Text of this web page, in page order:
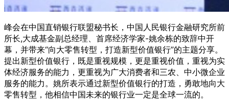
峰会在中国直销银行联盟秘书长，中国人民银行金融研究所前
所长,大成基金副总经理、首席经济学家-姚余栋的致辞中开
幕，并带来“向大零售转型，打造新型价值银行”的主题分享。
提出新型价值银行，既是重视规模，更是重视价值，重视为实
体经济服务的能力，更重视为广大消费者和三农、中小微企业
服务的能力。姚所表示通过新型价值银行的打造，勇敢地向大
零售转型，他相信中国未来的银行业一定是全球一流的。